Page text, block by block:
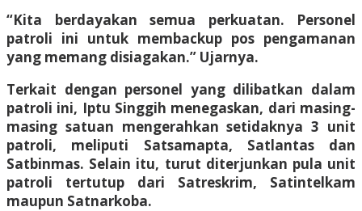
“Kita berdayakan semua perkuatan. Personel
patroli ini untuk membackup pos pengamanan
yang memang disiagakan.” Ujarnya.
Terkait dengan personel yang dilibatkan dalam
patroli ini, Iptu Singgih menegaskan, dari masing-
masing satuan mengerahkan setidaknya 3 unit
patroli, meliputi Satsamapta, Satlantas dan
Satbinmas. Selain itu, turut diterjunkan pula unit
patroli tertutup dari Satreskrim, Satintelkam
maupun Satnarkoba.